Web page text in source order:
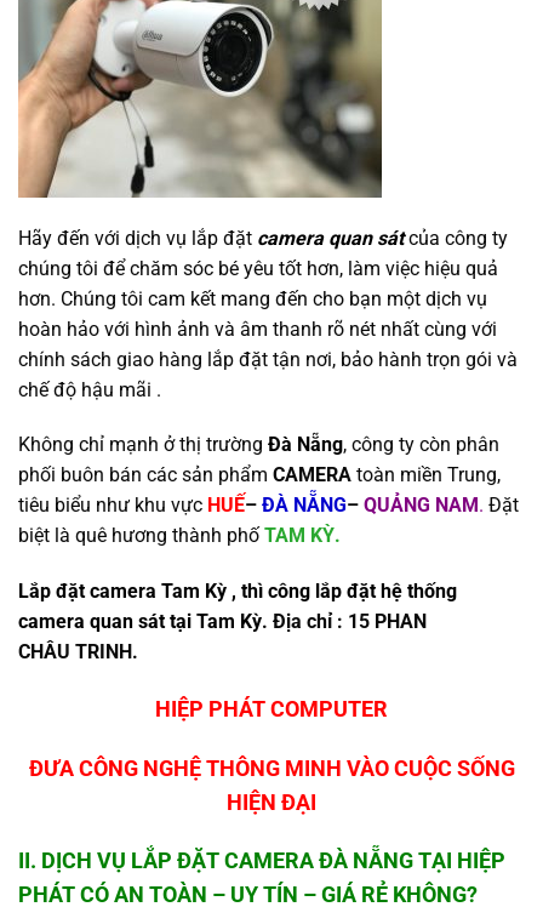
Hãy đến với dịch vụ lắp đặt camera quan sát của công ty
chúng tôi để chăm sóc bé yêu tốt hơn, làm việc hiệu quả
hơn. Chúng tôi cam kết mang đến cho bạn một dịch vụ
hoàn hảo với hình ảnh và âm thanh rõ nét nhất cùng với
chính sách giao hàng lắp đặt tận nơi, bảo hành trọn gói và
chế độ hậu mãi .
Không chỉ mạnh ở thị trường Đà Nẵng, công ty còn phân
phối buôn bán các sản phẩm CAMERA toàn miền Trung,
tiêu biểu như khu vực HUẾ– ĐÀ NẴNG– QUẢNG NAM . Đặt
biệt là quê hương thành phố TAM KỲ.
Lắp đặt camera Tam Kỳ , thì công lắp đặt hệ thống
camera quan sát tại Tam Kỳ. Địa chỉ : 15 PHAN
CHÂU TRINH.
HIỆP PHÁT COMPUTER
ĐƯA CÔNG NGHỆ THÔNG MINH VÀO CUỘC SỐNG
HIỆN ĐẠI
II. DỊCH VỤ LẮP ĐẶT CAMERA ĐÀ NẴNG TẠI HIỆP
PHÁT CÓ AN TOÀN – UY TÍN – GIÁ RẺ KHÔNG?